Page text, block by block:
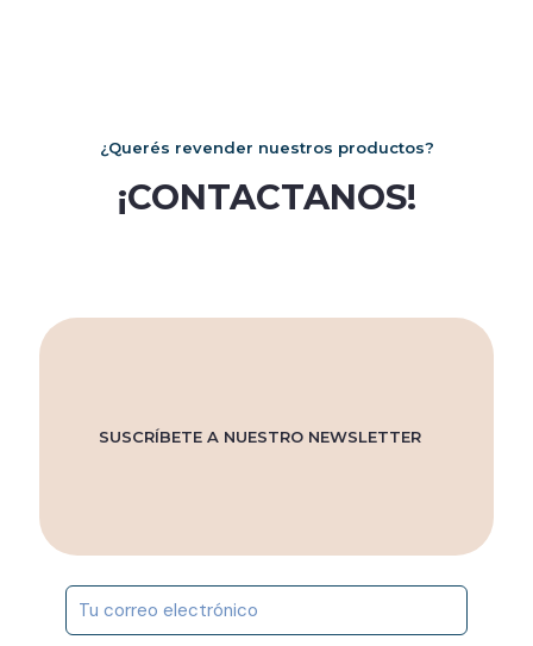
¿Querés revender nuestros productos?
¡CONTACTANOS!
SUSCRÍBETE A NUESTRO NEWSLETTER